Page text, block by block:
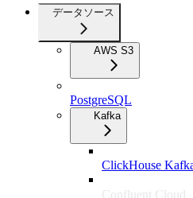
データソース
AWS S3
PostgreSQL
Kafka
ClickHouse
Confluent Cloud